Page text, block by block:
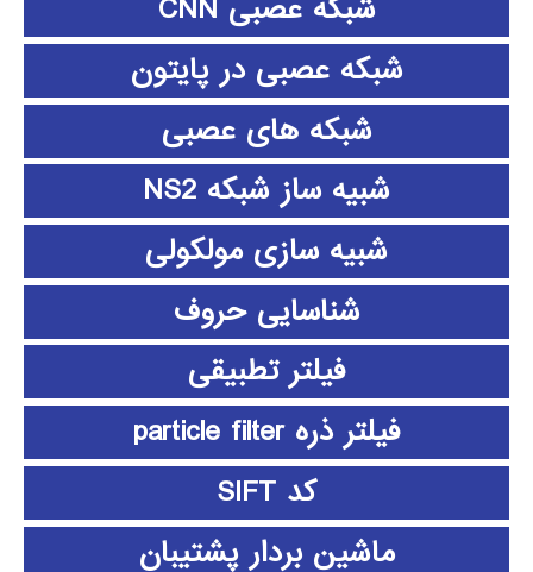
شبکه عصبی CNN
شبکه عصبی در پایتون
شبکه های عصبی
شبیه ساز شبکه NS2
شبیه سازی مولکولی
شناسایی حروف
فیلتر تطبیقی
فیلتر ذره particle filter
کد SIFT
ماشین بردار پشتیبان